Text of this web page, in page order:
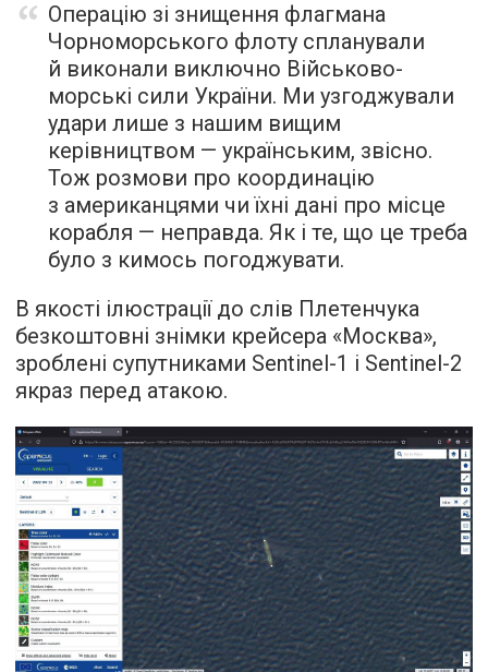
Операцію зі знищення флагмана
Чорноморського флоту спланували
й виконали виключно Військово-
морські сили України. Ми узгоджували
удари лише з нашим вищим
керівництвом — українським, звісно.
Тож розмови про координацію
з американцями чи їхні дані про місце
корабля — неправда. Як і те, що це треба
було з кимось погоджувати.
В якості ілюстрації до слів Плетенчука
безкоштовні знімки крейсера «Москва»,
зроблені супутниками Sentinel-1 і Sentinel-2
якраз перед атакою.